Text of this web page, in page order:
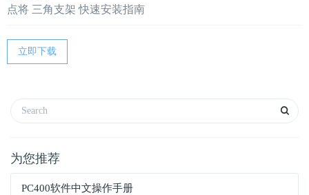
点将 三角支架 快速安装指南
立即下载
为您推荐
PC400软件中文操作手册